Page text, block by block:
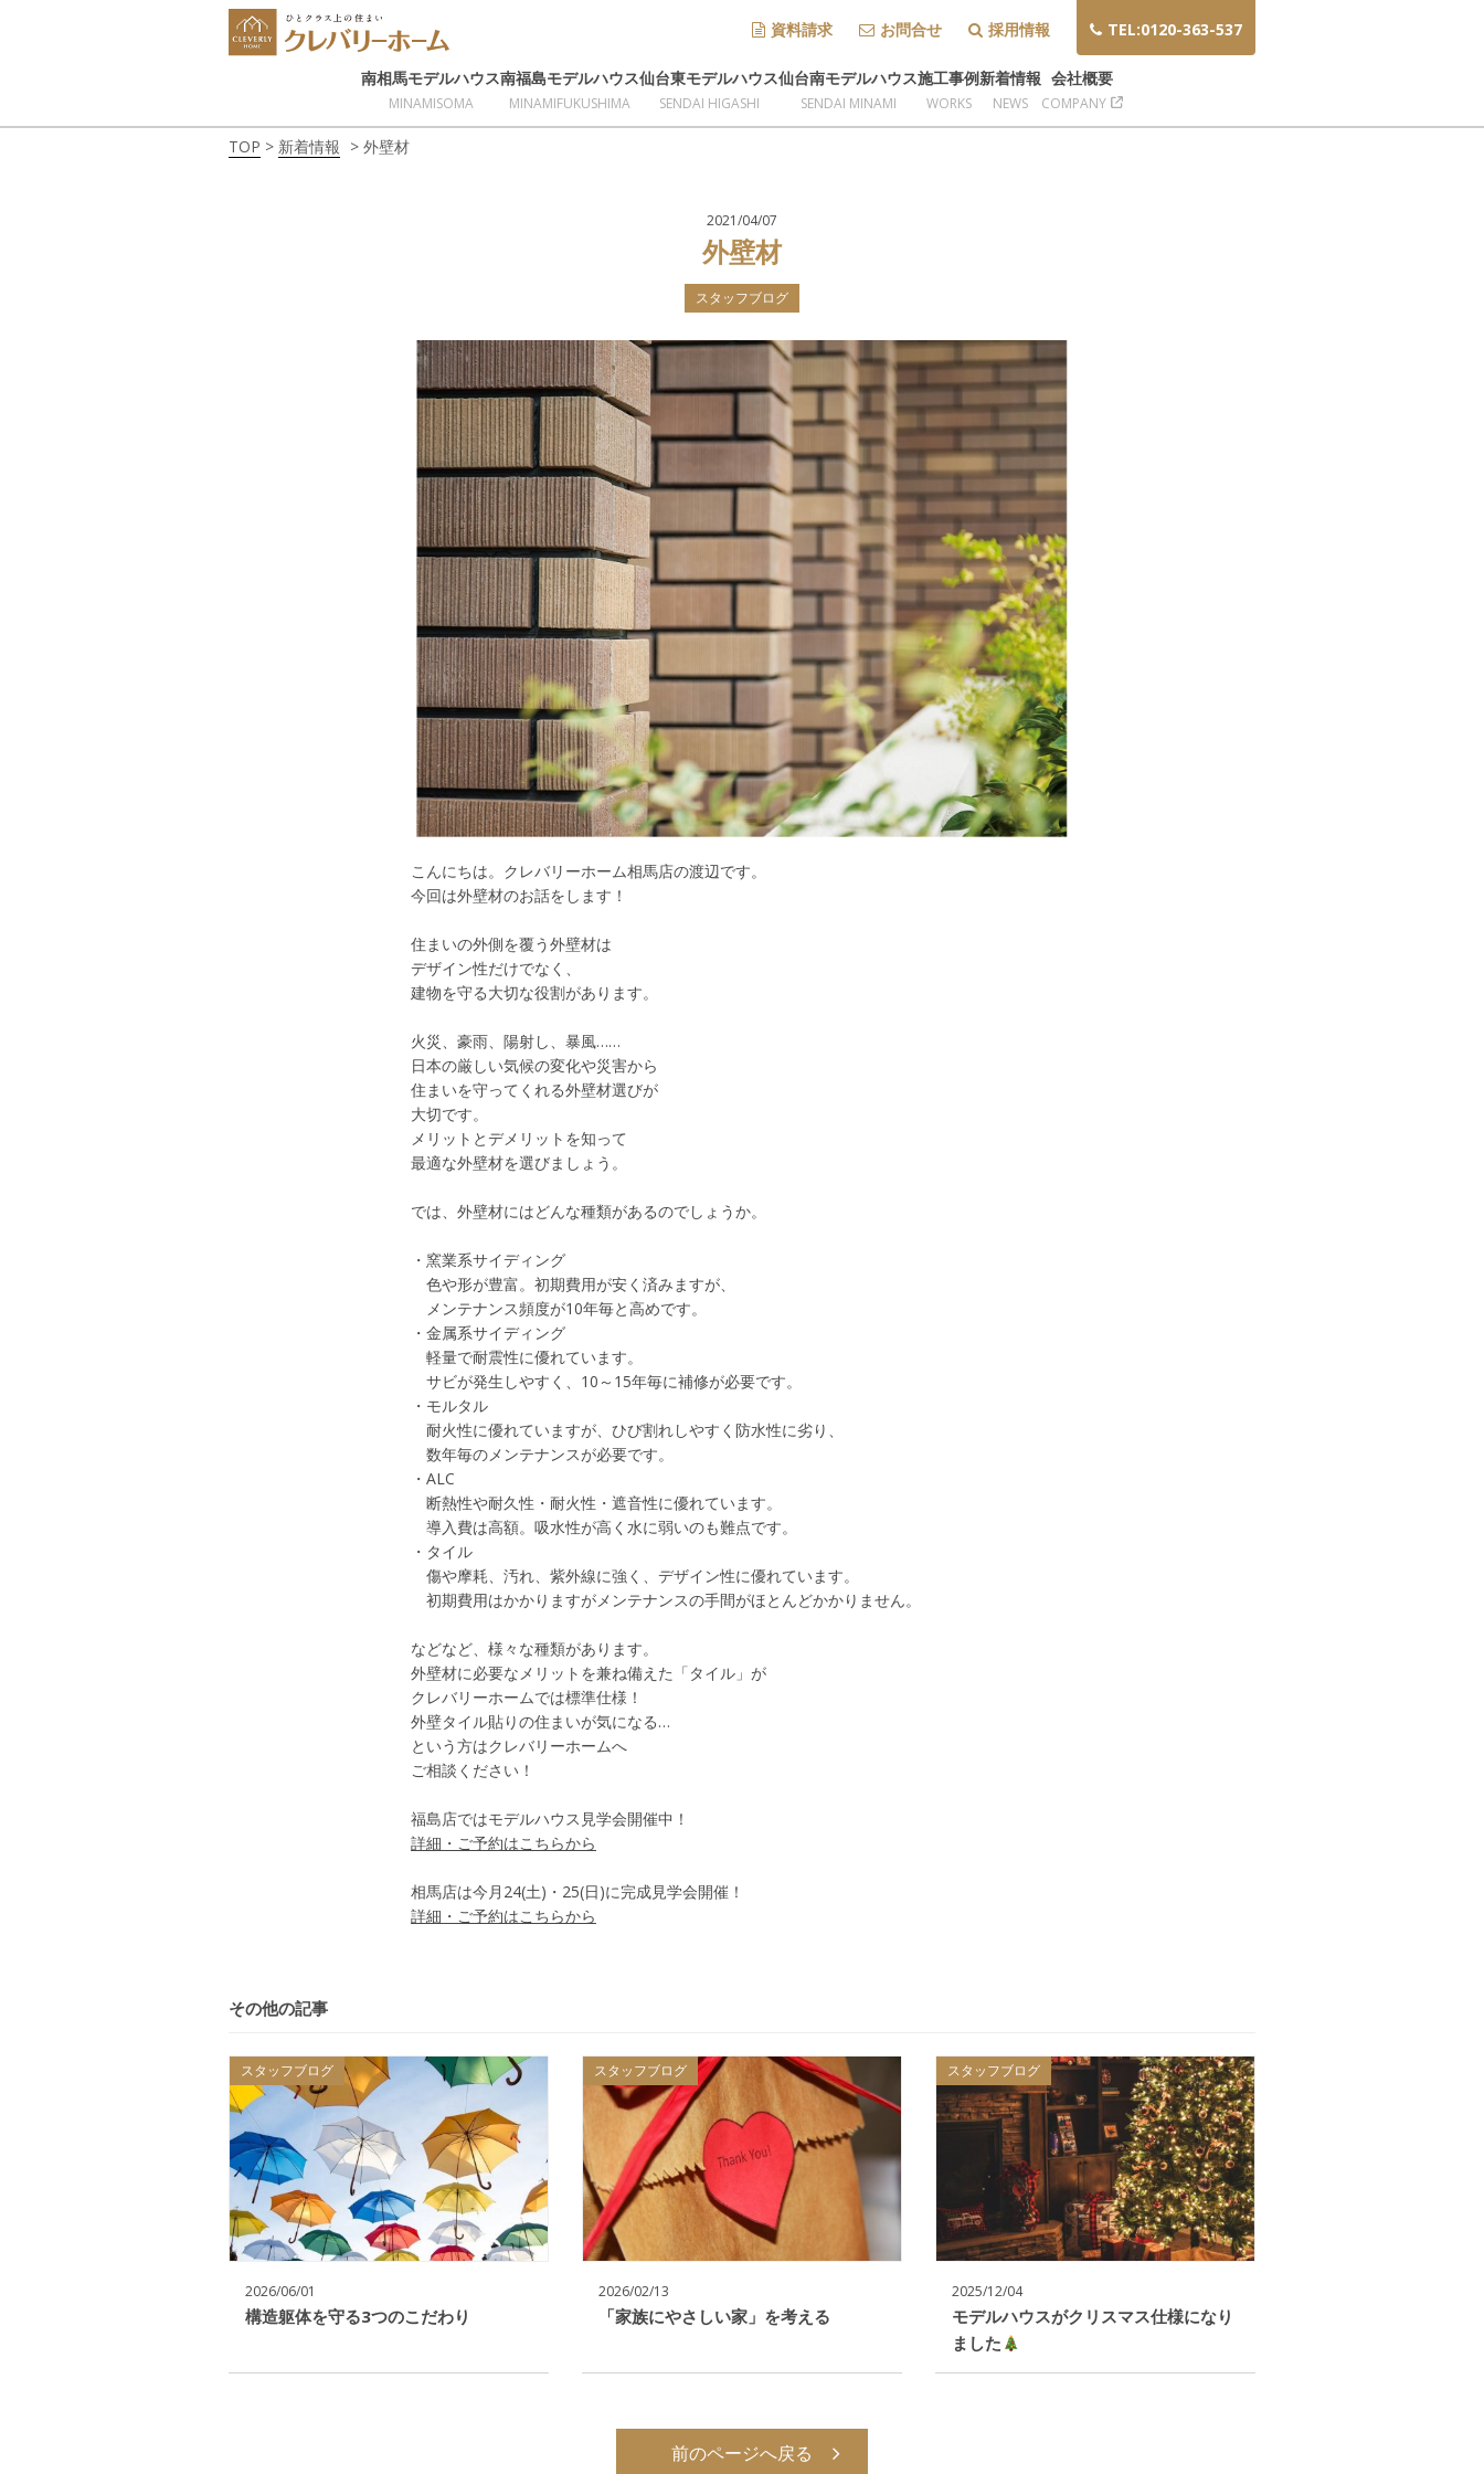
資料請求 お問合せ 採用情報 TEL:0120-363-537
南相馬モデルハウス
MINAMISOMA
南福島モデルハウス
MINAMIFUKUSHIMA
仙台東モデルハウス
SENDAI HIGASHI
仙台南モデルハウス
SENDAI MINAMI
施工事例
WORKS
新着情報
NEWS
会社概要
COMPANY
TOP 新着情報 外壁材
2021/04/07
外壁材
スタッフブログ
こんにちは。クレバリーホーム相馬店の渡辺です。
今回は外壁材のお話をします！
住まいの外側を覆う外壁材は
デザイン性だけでなく、
建物を守る大切な役割があります。
火災、豪雨、陽射し、暴風……
日本の厳しい気候の変化や災害から
住まいを守ってくれる外壁材選びが
大切です。
メリットとデメリットを知って
最適な外壁材を選びましょう。
では、外壁材にはどんな種類があるのでしょうか。
・窯業系サイディング
色や形が豊富。初期費用が安く済みますが、
メンテナンス頻度が10年毎と高めです。
・金属系サイディング
軽量で耐震性に優れています。
サビが発生しやすく、10～15年毎に補修が必要です。
・モルタル
耐火性に優れていますが、ひび割れしやすく防水性に劣り、
数年毎のメンテナンスが必要です。
・ALC
断熱性や耐久性・耐火性・遮音性に優れています。
導入費は高額。吸水性が高く水に弱いのも難点です。
・タイル
傷や摩耗、汚れ、紫外線に強く、デザイン性に優れています。
初期費用はかかりますがメンテナンスの手間がほとんどかかりません。
などなど、様々な種類があります。
外壁材に必要なメリットを兼ね備えた「タイル」が
クレバリーホームでは標準仕様！
外壁タイル貼りの住まいが気になる…
という方はクレバリーホームへ
ご相談ください！
福島店ではモデルハウス見学会開催中！
詳細・ご予約はこちらから
相馬店は今月24(土)・25(日)に完成見学会開催！
詳細・ご予約はこちらから
その他の記事
スタッフブログ
2026/06/01
構造躯体を守る3つのこだわり
スタッフブログ
2026/02/13
「家族にやさしい家」を考える
スタッフブログ
2025/12/04
モデルハウスがクリスマス仕様になり
ました
前のページへ戻る